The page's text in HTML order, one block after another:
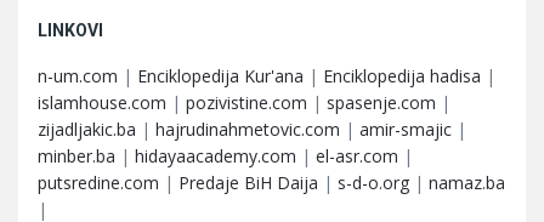
LINKOVI
n-um.com | Enciklopedija Kur'ana | Enciklopedija hadisa |
islamhouse.com | pozivistine.com | spasenje.com |
zijadljakic.ba | hajrudinahmetovic.com | amir-smajic |
minber.ba | hidayaacademy.com | el-asr.com |
putsredine.com | Predaje BiH Daija | s-d-o.org | namaz.ba
|